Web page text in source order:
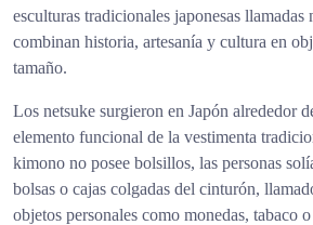
esculturas tradicionales japonesas llamadas
combinan historia, artesanía y cultura en
tamaño.
Los netsuke surgieron en Japón alrededor
elemento funcional de la vestimenta
kimono no posee bolsillos, las personas
bolsas o cajas colgadas del cinturón,
objetos personales como monedas, tabaco